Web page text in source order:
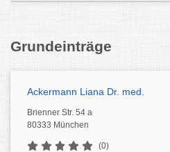
Grundeinträge
Ackermann Liana Dr. med.
Brienner Str. 54 a
80333 München
(0)